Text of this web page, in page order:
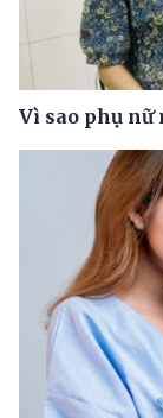
Vì sao phụ nữ